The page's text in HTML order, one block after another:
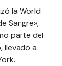
la World
Sangre»,
parte del
llevado a